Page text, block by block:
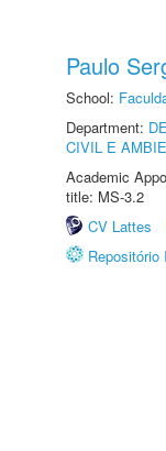
Paulo
School:
Department:
CIVIL E
Academic
title: MS-3.2
CV Lattes